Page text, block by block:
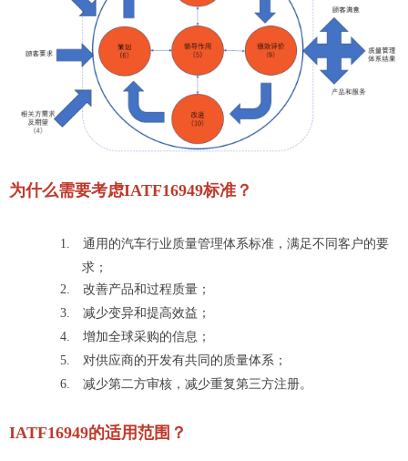
为什么需要考虑IATF16949标准？
1.
通用的汽车行业质量管理体系标准，满足不同客户的要
求；
2.
改善产品和过程质量；
3.
减少变异和提高效益；
4.
增加全球采购的信息；
5.
对供应商的开发有共同的质量体系；
6.
减少第二方审核 ， 减少重复第三方注册。
IATF16949的适用范围 ？